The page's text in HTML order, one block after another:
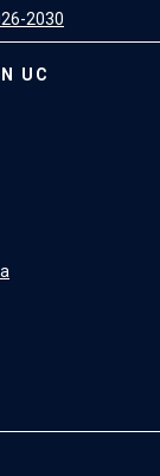
2030
UC